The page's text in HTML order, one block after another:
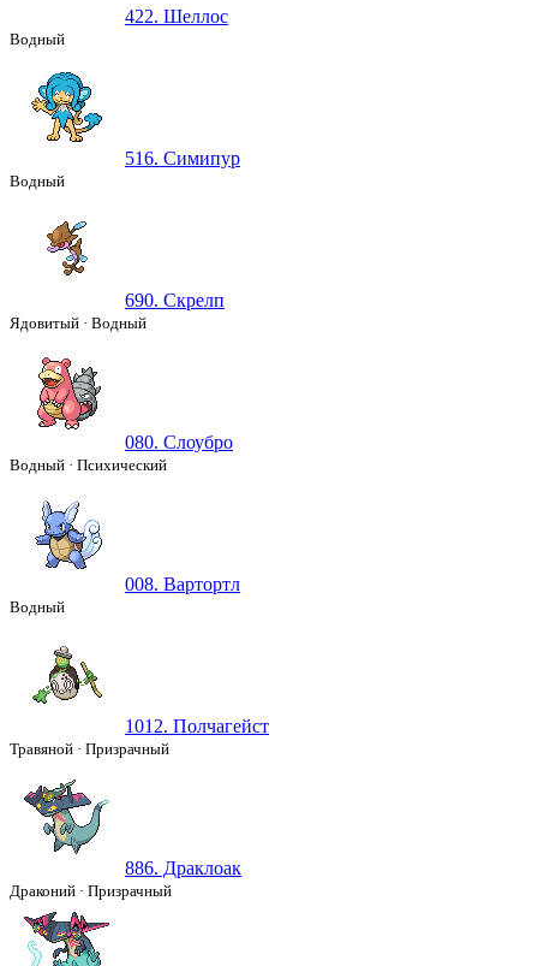
422. Шеллос
Водный
516. Симипур
Водный
690. Скрелп
Ядовитый · Водный
080. Слоубро
Водный · Психический
008. Вартортл
Водный
1012. Полчагейст
Травяной · Призрачный
886. Драклоак
Драконий · Призрачный